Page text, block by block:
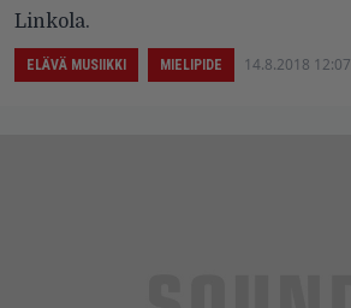
Linkola.
ELÄVÄ MUSIIKKI MIELIPIDE 14.8.2018 12:07